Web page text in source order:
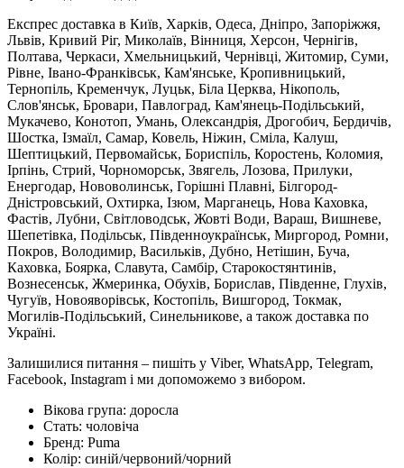
Експрес доставка в Київ, Харків, Одеса, Дніпро, Запоріжжя,
Львів, Кривий Ріг, Миколаїв, Вінниця, Херсон, Чернігів,
Полтава, Черкаси, Хмельницький, Чернівці, Житомир, Суми,
Рівне, Івано-Франківськ, Кам'янське, Кропивницький,
Тернопіль, Кременчук, Луцьк, Біла Церква, Нікополь,
Слов'янськ, Бровари, Павлоград, Кам'янець-Подільський,
Мукачево, Конотоп, Умань, Олександрія, Дрогобич, Бердичів,
Шостка, Ізмаїл, Самар, Ковель, Ніжин, Сміла, Калуш,
Шептицький, Первомайськ, Бориспіль, Коростень, Коломия,
Ірпінь, Стрий, Чорноморськ, Звягель, Лозова, Прилуки,
Енергодар, Нововолинськ, Горішні Плавні, Білгород-
Дністровський, Охтирка, Ізюм, Марганець, Нова Каховка,
Фастів, Лубни, Світловодськ, Жовті Води, Вараш, Вишневе,
Шепетівка, Подільськ, Південноукраїнськ, Миргород, Ромни,
Покров, Володимир, Васильків, Дубно, Нетішин, Буча,
Каховка, Боярка, Славута, Самбір, Старокостянтинів,
Вознесенськ, Жмеринка, Обухів, Борислав, Південне, Глухів,
Чугуїв, Новояворівськ, Костопіль, Вишгород, Токмак,
Могилів-Подільський, Синельникове, а також доставка по
Україні.
Залишилися питання – пишіть у Viber, WhatsApp, Telegram,
Facebook, Instagram і ми допоможемо з вибором.
Вікова група: доросла
Стать: чоловіча
Бренд: Puma
Колір: синій/червоний/чорний